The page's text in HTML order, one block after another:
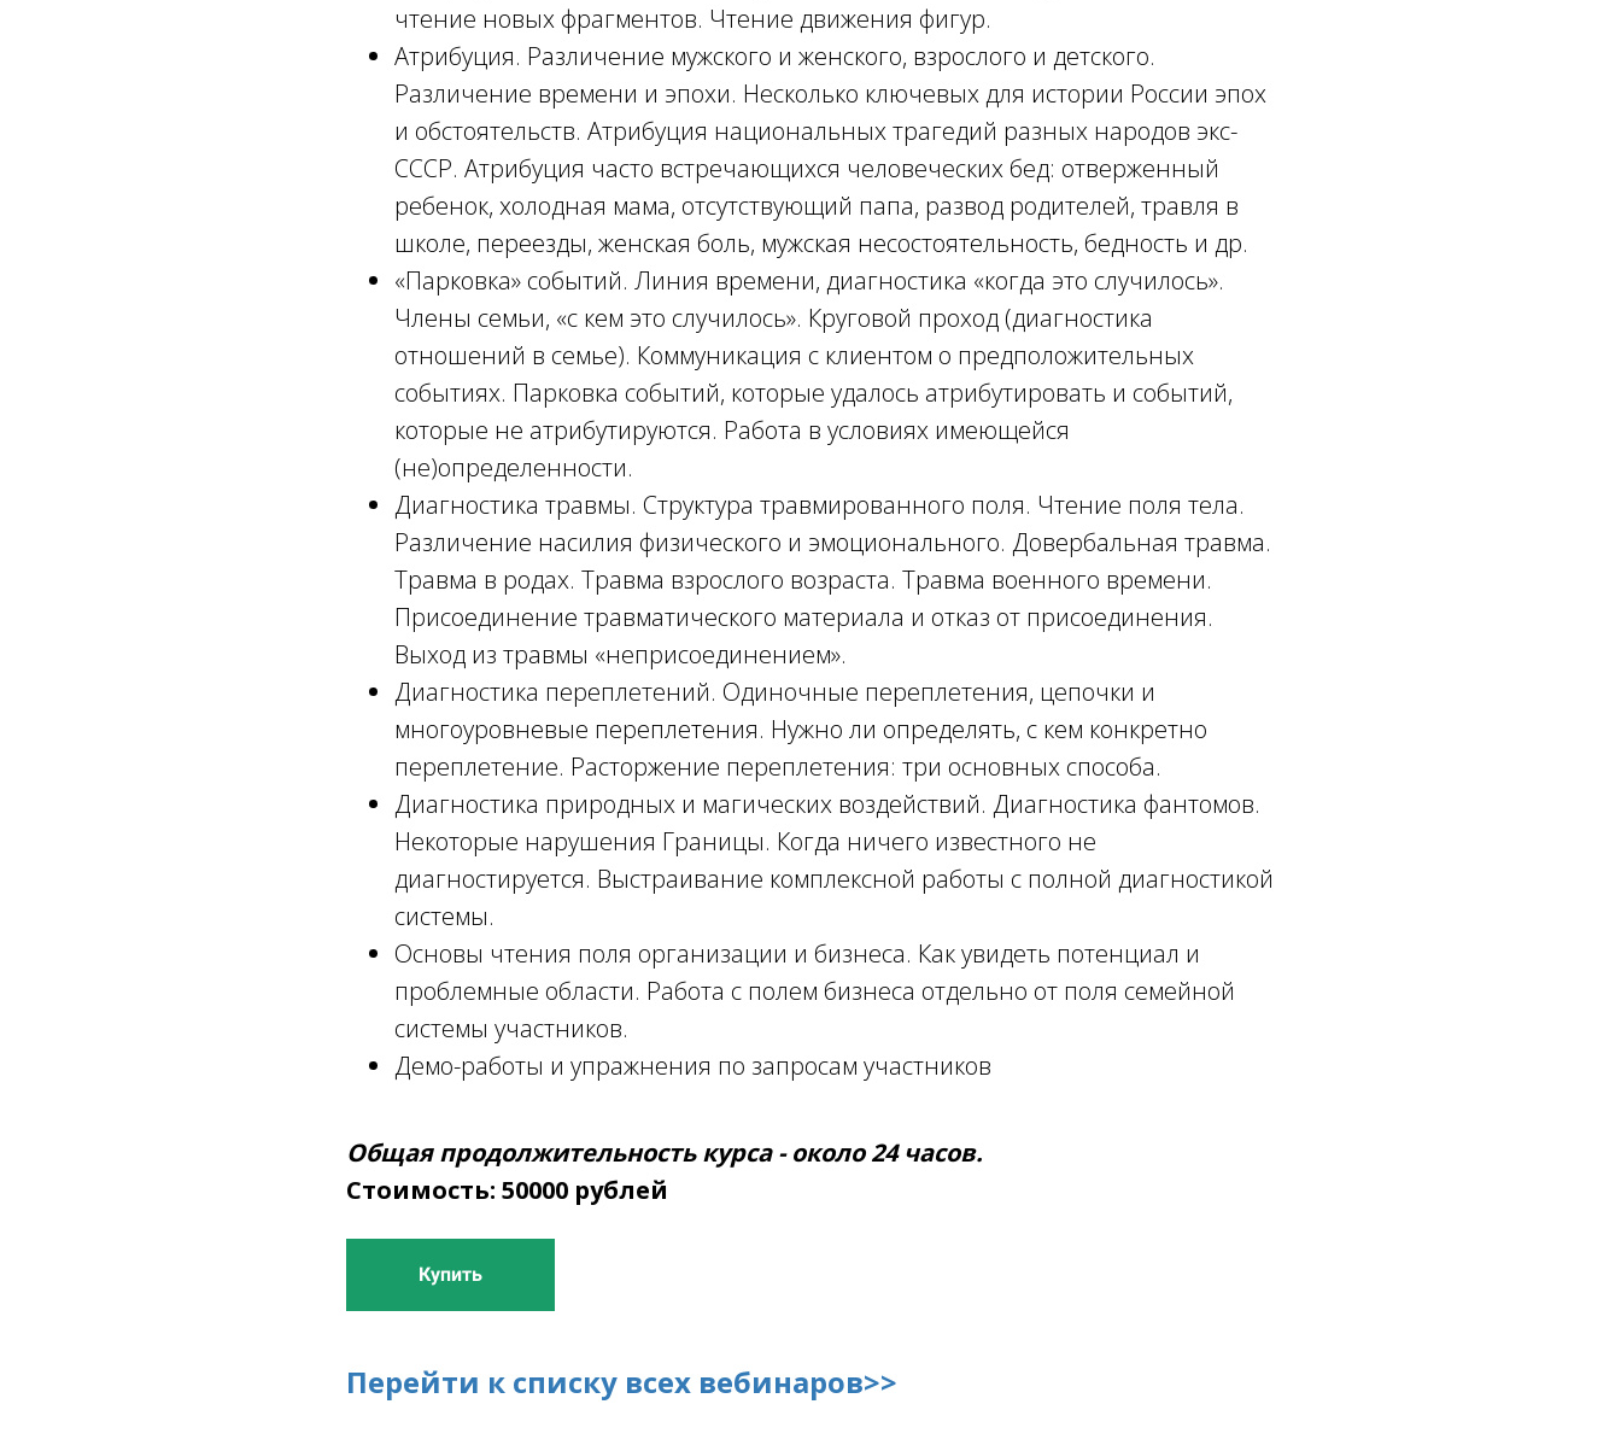
чтение новых фрагментов. Чтение движения фигур.
Атрибуция. Различение мужского и женского, взрослого и детского.
Различение времени и эпохи. Несколько ключевых для истории России эпох
и обстоятельств. Атрибуция национальных трагедий разных народов экс-
СССР. Атрибуция часто встречающихся человеческих бед: отверженный
ребенок, холодная мама, отсутствующий папа, развод родителей, травля в
школе, переезды, женская боль, мужская несостоятельность, бедность и др.
«Парковка» событий. Линия времени, диагностика «когда это случилось».
Члены семьи, «с кем это случилось». Круговой проход (диагностика
отношений в семье). Коммуникация с клиентом о предположительных
событиях. Парковка событий, которые удалось атрибутировать и событий,
которые не атрибутируются. Работа в условиях имеющейся
(не)определенности.
Диагностика травмы. Структура травмированного поля. Чтение поля тела.
Различение насилия физического и эмоционального. Довербальная травма.
Травма в родах. Травма взрослого возраста. Травма военного времени.
Присоединение травматического материала и отказ от присоединения.
Выход из травмы «неприсоединением».
Диагностика переплетений. Одиночные переплетения, цепочки и
многоуровневые переплетения. Нужно ли определять, с кем конкретно
переплетение. Расторжение переплетения: три основных способа.
Диагностика природных и магических воздействий. Диагностика фантомов.
Некоторые нарушения Границы. Когда ничего известного не
диагностируется. Выстраивание комплексной работы с полной диагностикой
системы.
Основы чтения поля организации и бизнеса. Как увидеть потенциал и
проблемные области. Работа с полем бизнеса отдельно от поля семейной
системы участников.
Демо-работы и упражнения по запросам участников
Общая продолжительность курса - около 24 часов.
Стоимость: 50000 рублей
Купить
Перейти к списку всех вебинаров>>